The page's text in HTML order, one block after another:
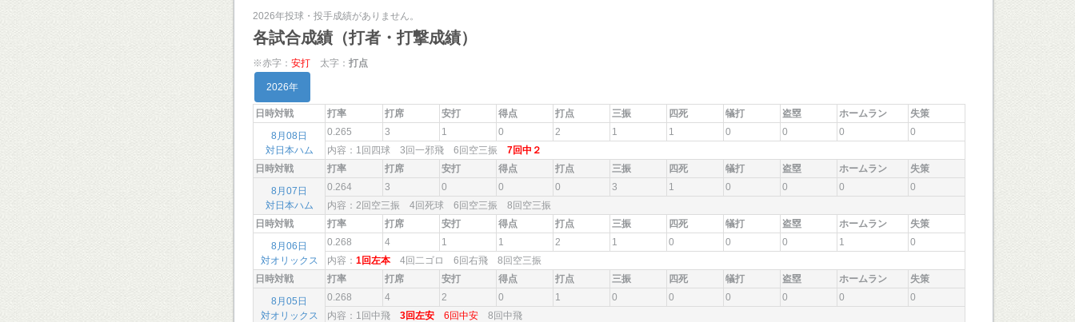
2026年投球・投手成績がありません。
各試合成績（打者・打撃成績）
※赤字： 安打 太字： 打点
2026年
日時対戦 打率 打席 安打 得点 打点 三振 四死 犠打 盗塁 ホームラン
失策
8月08日
対日本ハム
0.265 3 1 0 2 1 1 0 0 0
0
内容：1回四球 3回一邪飛 6回空三振 7回中２
日時対戦
打率 打席 安打 得点 打点 三振 四死 犠打 盗塁 ホームラン
失策
8月07日
対日本ハム
0.264 3 0 0 0 3 1 0 0 0
0
内容：2回空三振 4回死球 6回空三振 8回空三振
日時対戦
打率 打席 安打 得点 打点 三振 四死 犠打 盗塁 ホームラン
失策
8月06日
対オリックス
0.268 4 1 1 2 1 0 0 0 1
0
内容： 1回左本 4回二ゴロ 6回右飛 8回空三振
日時対戦
打率 打席 安打 得点 打点 三振 四死 犠打 盗塁 ホームラン
失策
8月05日
対オリックス
0.268 4 2 0 1 0 0 0 0 0
0
内容：1回中飛 3回左安 6回中安 8回中飛